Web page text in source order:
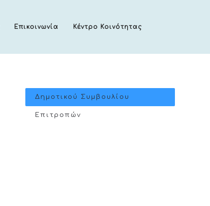
Επικοινωνία Κέντρο Κοινότητας
Δημοτικού Συμβουλίου
Επιτροπών